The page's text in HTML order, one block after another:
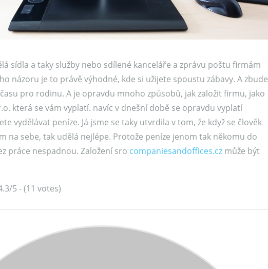
sídla a taky služby nebo sdílené kanceláře a zprávu poštu firmám
názoru je to právě výhodné, kde si užijete spoustu zábavy. A zbude
pro rodinu. A je opravdu mnoho způsobů, jak založit firmu, jako
která se vám vyplatí. navíc v dnešní době se opravdu vyplatí
vydělávat peníze. Já jsme se taky utvrdila v tom, že když se člověk
na sebe, tak udělá nejlépe. Protože peníze jenom tak někomu do
práce nespadnou. Založení sro companiesandoffices.cz může být
5 - (11 votes)